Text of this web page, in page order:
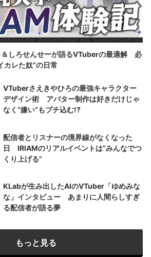
＆しろせんせーが語るVTuberの最適解 必
カレた奴”の日常
VTuberさえきやひろの最強キャラクター
デザイン術 アバター制作は好きだけじゃ
なく“嫌い”もブチ込む!?
配信者とリスナーの境界線がなくなった
日 IRIAMのリアルイベントは“みんなでつ
くり上げる”
KLabが生み出したAIのVTuber「ゆめみな
な」インタビュー あまりに人間らしすぎ
る配信者が語る夢
もっと見る